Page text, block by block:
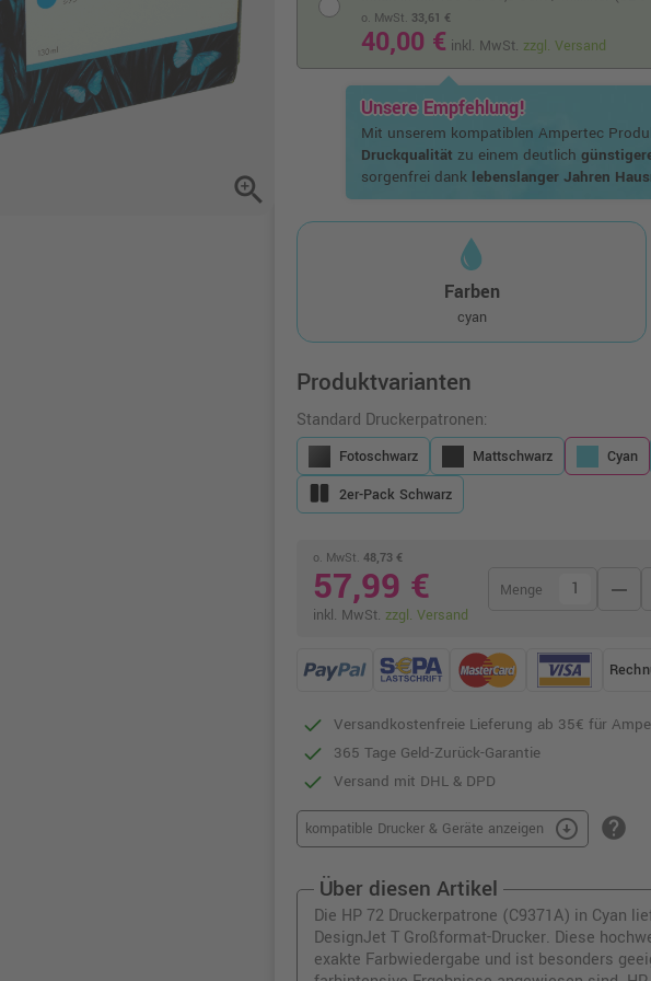
zoom_in
o. MwSt. 33,61 €
40,00 € inkl. MwSt. zzgl. Versand
Unsere Empfehlung!
Mit unserem kompatiblen Ampertec
Druckqualität zu einem deutlich
sorgenfrei dank lebenslanger Jahren
Farben
cyan
Produktvarianten
Standard Druckerpatronen:
Fotoschwarz Mattschwarz Cyan
2er-Pack Schwarz
o. MwSt. 48,73 €
57,99 €
inkl. MwSt. zzgl. Versand
Menge remove
Versandkostenfreie Lieferung ab 35€ für
365 Tage Geld-Zurück-Garantie
Versand mit DHL & DPD
kompatible Drucker & Geräte anzeigen arrow_circle_down help
Über diesen Artikel
Die HP 72 Druckerpatrone (C9371A) in Cyan
DesignJet T Großformat-Drucker. Diese
exakte Farbwiedergabe und ist besonders